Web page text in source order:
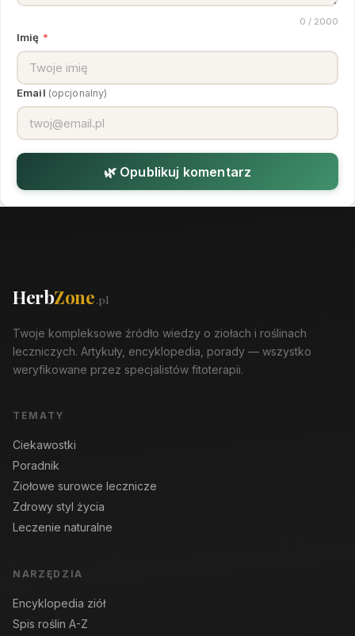
0 / 2000
Imię *
Email (opcjonalny)
🌿 Opublikuj komentarz
HerbZone.pl
Twoje kompleksowe źródło wiedzy o ziołach i roślinach
leczniczych. Artykuły, encyklopedia, porady — wszystko
weryfikowane przez specjalistów fitoterapii.
TEMATY
Ciekawostki
Poradnik
Ziołowe surowce lecznicze
Zdrowy styl życia
Leczenie naturalne
NARZĘDZIA
Encyklopedia ziół
Spis roślin A-Z